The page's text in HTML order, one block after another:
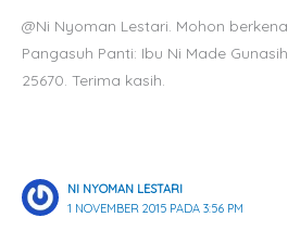
@Ni Nyoman Lestari. Mohon
Pangasuh Panti: Ibu Ni Made
25670. Terima kasih.
NI NYOMAN LESTARI
1 NOVEMBER 2015 PADA 3:56 PM